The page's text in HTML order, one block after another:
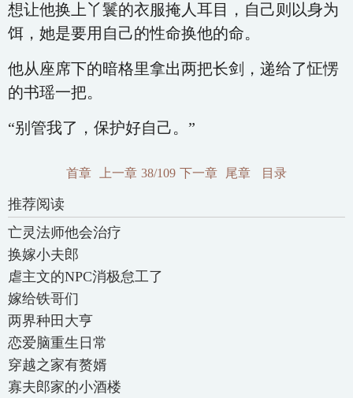
想让他换上丫鬟的衣服掩人耳目，自己则以身为
饵，她是要用自己的性命换他的命。
他从座席下的暗格里拿出两把长剑，递给了怔愣
的书瑶一把。
“别管我了，保护好自己。”
首章 上一章 38/109 下一章 尾章 目录
推荐阅读
亡灵法师他会治疗
换嫁小夫郎
虐主文的NPC消极怠工了
嫁给铁哥们
两界种田大亨
恋爱脑重生日常
穿越之家有赘婿
寡夫郎家的小酒楼